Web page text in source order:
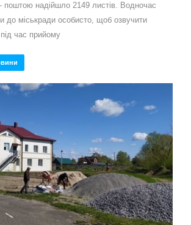
поштою надійшло 2149 листів. Водночас
до міськради особисто, щоб озвучити
час прийому